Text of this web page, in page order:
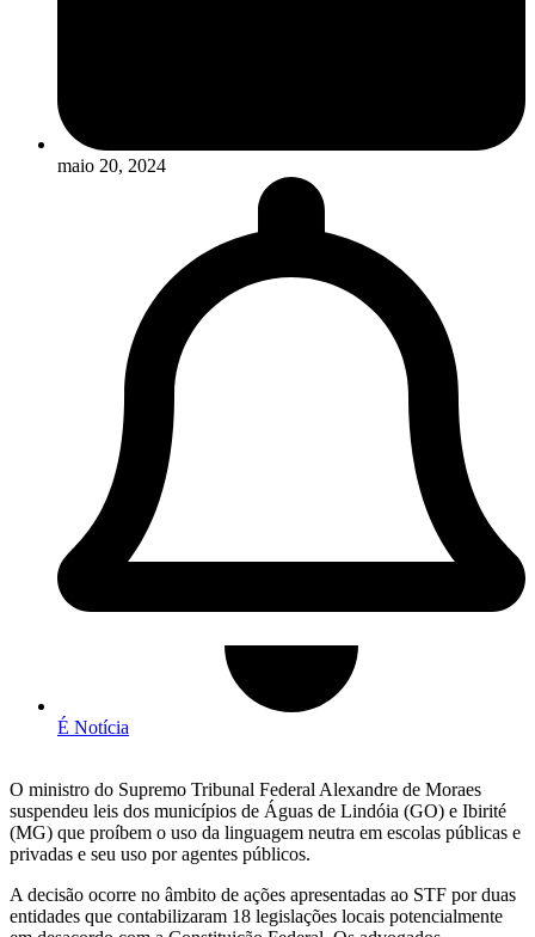
maio 20, 2024
É Notícia
O ministro do Supremo Tribunal Federal Alexandre de Moraes
suspendeu leis dos municípios de Águas de Lindóia (GO) e Ibirité
(MG) que proíbem o uso da linguagem neutra em escolas públicas e
privadas e seu uso por agentes públicos.
A decisão ocorre no âmbito de ações apresentadas ao STF por duas
entidades que contabilizaram 18 legislações locais potencialmente